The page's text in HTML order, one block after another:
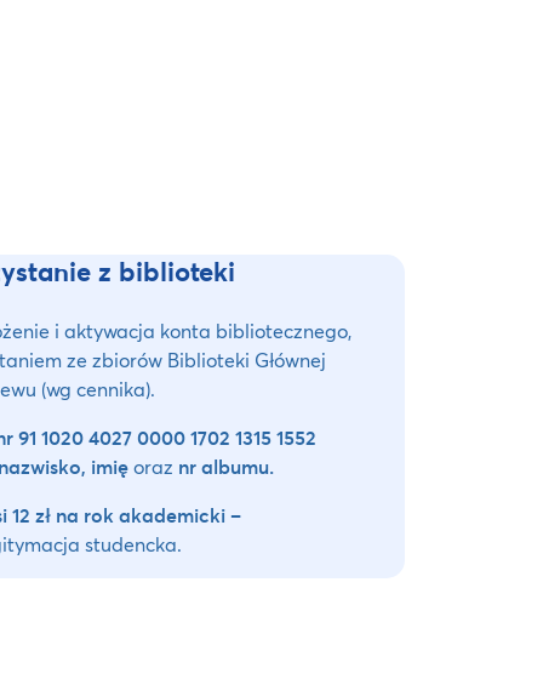
z biblioteki
i aktywacja konta bibliotecznego,
ze zbiorów Biblioteki Głównej
(wg cennika).
1020 4027 0000 1702 1315 1552
nazwisko, imięoraz nr albumu.
zł na rok akademicki –
studencka.